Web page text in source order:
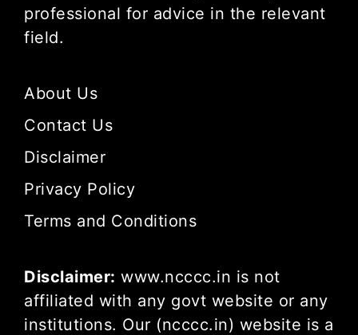
professional for advice in the relevant
field.
About Us
Contact Us
Disclaimer
Privacy Policy
Terms and Conditions
Disclaimer: www.ncccc.in is not
affiliated with any govt website or any
institutions. Our (ncccc.in) website is a